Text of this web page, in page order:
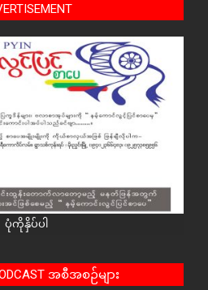
ပုံကိုနှိပ်ပါ
အစီအစဉ်များ